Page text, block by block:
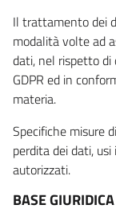
Il trattamento dei
modalità volte ad
dati, nel rispetto
GDPR ed in
materia.
Specifiche misure
perdita dei dati,
autorizzati.
BASE